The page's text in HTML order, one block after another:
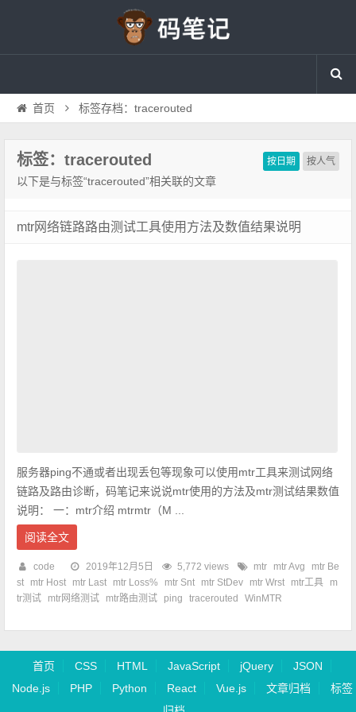
首页 标签存档：tracerouted
按日期 按人气
标签：tracerouted
以下是与标签“tracerouted”相关联的文章
mtr网络链路路由测试工具使用方法及数值结果说明
服务器ping不通或者出现丢包等现象可以使用mtr工具来测试网络
链路及路由诊断，码笔记来说说mtr使用的方法及mtr测试结果数值
说明： 一：mtr介绍 mtrmtr（M ...
阅读全文
code 2019年12月5日 5,772 views mtr mtr Avg
mtr Be
st
mtr Host mtr Last mtr Loss% mtr Snt mtr StDev mtr Wrst mtr工具
m
tr测试
mtr网络测试 mtr路由测试 ping tracerouted WinMTR
首页 CSS HTML JavaScript jQuery
JSON
Node.js
PHP Python React Vue.js 文章归档
标签